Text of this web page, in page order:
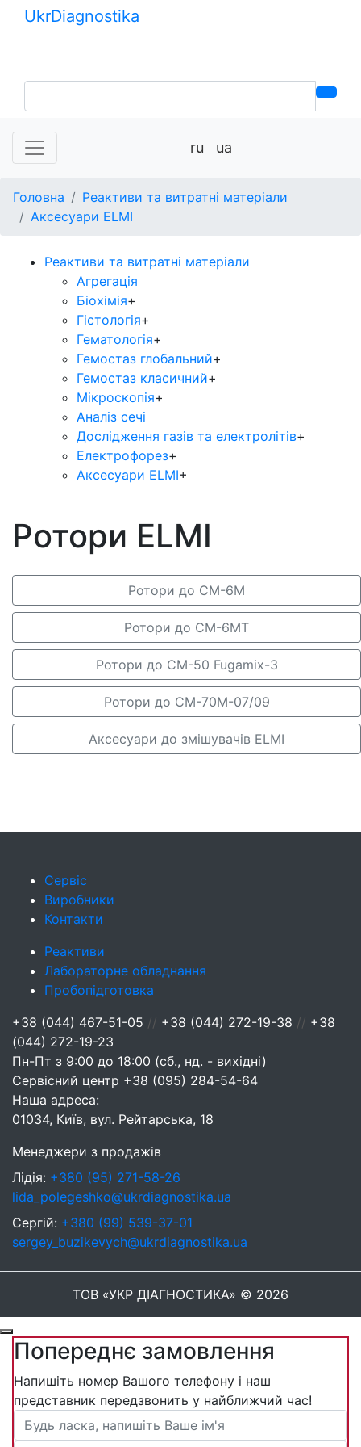
UkrDiagnostika
ru ua
Головна
Реактиви та витратні матеріали
Аксесуари ELMI
Реактиви та витратні матеріали
Агрегація
Біохімія+
Гістологія+
Гематологія+
Гемостаз глобальний+
Гемостаз класичний+
Мікроскопія+
Аналіз сечі
Дослідження газів та електролітів+
Електрофорез+
Аксесуари ELMI+
Ротори ELMI
Ротори до СМ-6М
Ротори до СМ-6МТ
Ротори до СМ-50 Fugamix-3
Ротори до СМ-70М-07/09
Аксесуари до змішувачів ELMI
Сервіс
Виробники
Контакти
Реактиви
Лабораторне обладнання
Пробопідготовка
+38 (044) 467-51-05 // +38 (044) 272-19-38 // +38
(044) 272-19-23
Пн-Пт з 9:00 до 18:00 (сб., нд. - вихідні)
Сервісний центр +38 (095) 284-54-64
Наша адреса:
01034, Київ, вул. Рейтарська, 18
Менеджери з продажів
Лідія: +380 (95) 271-58-26
lida_polegeshko@ukrdiagnostika.ua
Сергій: +380 (99) 539-37-01
sergey_buzikevych@ukrdiagnostika.ua
ТОВ «УКР ДІАГНОСТИКА» © 2026
Попереднє замовлення
Напишіть номер Вашого телефону і наш
представник передзвонить у найближчий час!